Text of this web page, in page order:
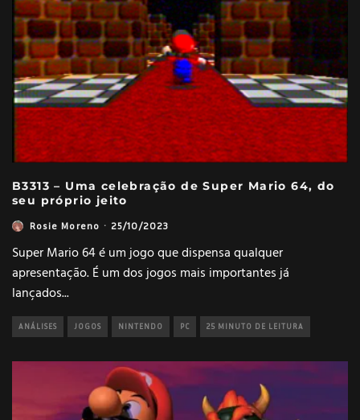
B3313 – Uma celebração de Super Mario 64, do
seu próprio jeito
Rosie Moreno · 25/10/2023
Super Mario 64 é um jogo que dispensa qualquer
apresentação. É um dos jogos mais importantes já
lançados...
ANÁLISES JOGOS NINTENDO PC 25 MINUTO DE LEITURA